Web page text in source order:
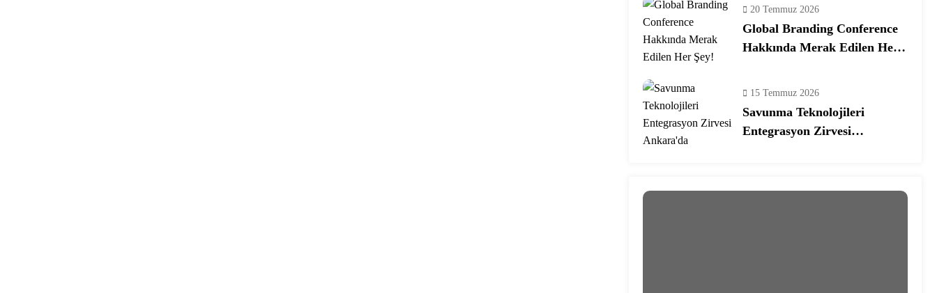
20 Temmuz 2026
Global Branding Conference
Hakkında Merak Edilen Her
15 Temmuz 2026
Savunma Teknolojileri
Entegrasyon Zirvesi